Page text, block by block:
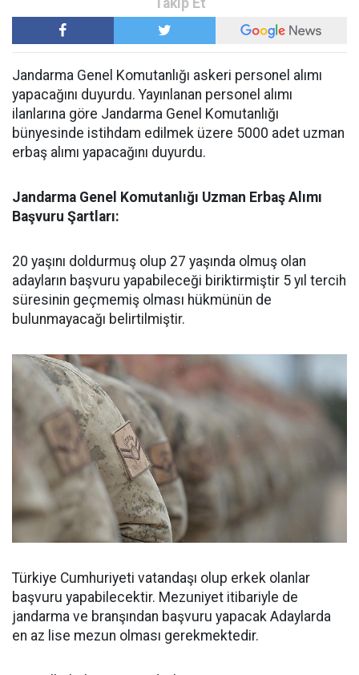
Jandarma Genel Komutanlığı askeri personel alımı
yapacağını duyurdu. Yayınlanan personel alımı
ilanlarına göre Jandarma Genel Komutanlığı
bünyesinde istihdam edilmek üzere 5000 adet uzman
erbaş alımı yapacağını duyurdu.
Jandarma Genel Komutanlığı Uzman Erbaş Alımı
Başvuru Şartları:
20 yaşını doldurmuş olup 27 yaşında olmuş olan
adayların başvuru yapabileceği biriktirmiştir 5 yıl tercih
süresinin geçmemiş olması hükmünün de
bulunmayacağı belirtilmiştir.
Türkiye Cumhuriyeti vatandaşı olup erkek olanlar
başvuru yapabilecektir. Mezuniyet itibariyle de
jandarma ve branşından başvuru yapacak Adaylarda
en az lise mezun olması gerekmektedir.